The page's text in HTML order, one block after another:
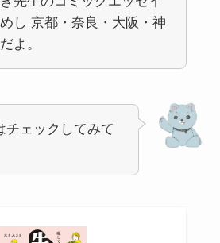
めし 京都・奈良・大阪・神
よ。
チェックしてみて